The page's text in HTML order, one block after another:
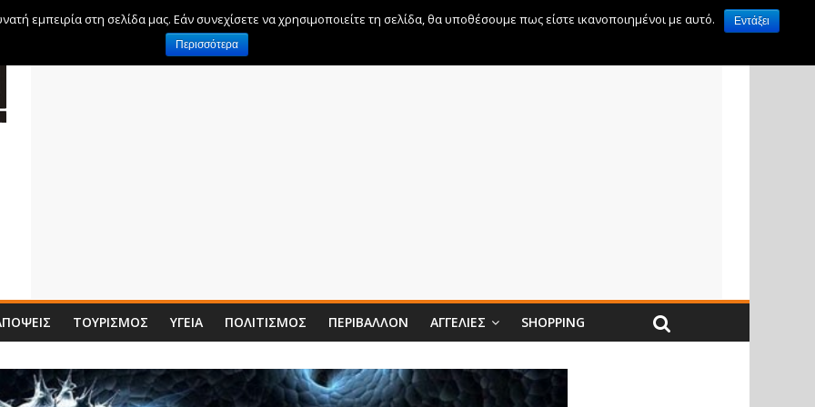
ΤΟΥΡΙΣΜΌΣ ΥΓΕΊΑ ΠΟΛΙΤΙΣΜΌΣ ΠΕΡΙΒΆΛΛΟΝ ΑΓΓΕΛΊΕΣ SHOPPING
εμπειρία στη σελίδα μας. Εάν συνεχίσετε να χρησιμοποιείτε τη σελίδα, θα υποθέσουμε πως είστε ικανοποιημένοι με αυτό.
Εντάξει
Περισσότερα